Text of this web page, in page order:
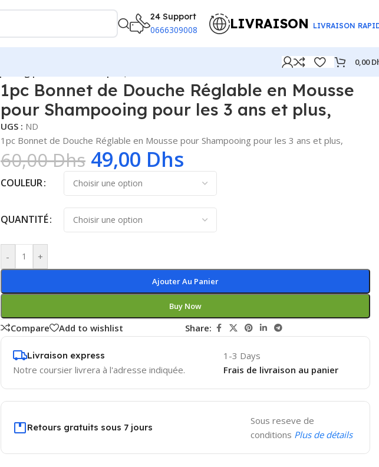
24 Support
0666309008 LIVRAISON LIVRAISON
0,00
1pc Bonnet de Douche Réglable en Mousse
pour Shampooing pour les 3 ans et plus,
UGS : ND
1pc Bonnet de Douche Réglable en Mousse pour Shampooing pour les 3 ans et plus,
60,00Dhs 49,00 Dhs
COULEUR
QUANTITÉ
- +
Ajouter Au Panier
Buy Now
Compare Add to wishlist Share:
Livraison express
Notre coursier livrera à l'adresse indiquée.
1-3 Days
Frais de livraison au panier
Retours gratuits sous 7 jours
Sous reseve de
conditions Plus de détails